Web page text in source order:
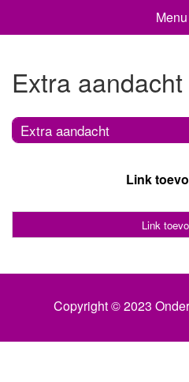
Extra aandacht
Extra aandacht
Link
Link
Copyright © 2023